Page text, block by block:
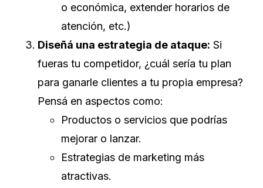
o económica, extender horarios de
atención, etc.)
Diseñá una estrategia de ataque: Si
fueras tu competidor, ¿cuál sería tu plan
para ganarle clientes a tu propia empresa?
Pensá en aspectos como:
Productos o servicios que podrías
mejorar o lanzar.
Estrategias de marketing más
atractivas.